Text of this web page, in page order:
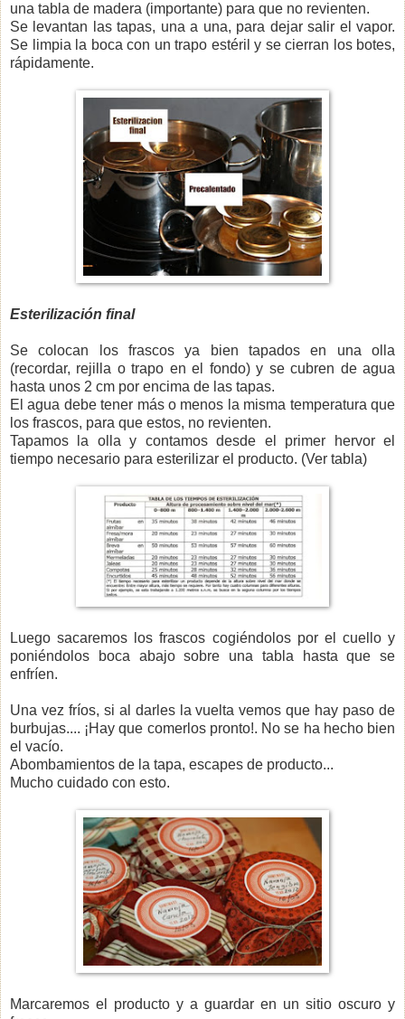
una tabla de madera (importante) para que no revienten.
Se levantan las tapas, una a una, para dejar salir el vapor.
Se limpia la boca con un trapo estéril y se cierran los botes,
rápidamente.
Esterilización final
Se colocan los frascos ya bien tapados en una olla
(recordar, rejilla o trapo en el fondo) y se cubren de agua
hasta unos 2 cm por encima de las tapas.
El agua debe tener más o menos la misma temperatura que
los frascos, para que estos, no revienten.
Tapamos la olla y contamos desde el primer hervor el
tiempo necesario para esterilizar el producto. (Ver tabla)
Luego sacaremos los frascos cogiéndolos por el cuello y
poniéndolos boca abajo sobre una tabla hasta que se
enfríen.
Una vez fríos, si al darles la vuelta vemos que hay paso de
burbujas.... ¡Hay que comerlos pronto!. No se ha hecho bien
el vacío.
Abombamientos de la tapa, escapes de producto...
Mucho cuidado con esto.
Marcaremos el producto y a guardar en un sitio oscuro y